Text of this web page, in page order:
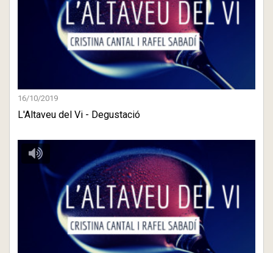
16/10/2019
L'Altaveu del Vi - Degustació